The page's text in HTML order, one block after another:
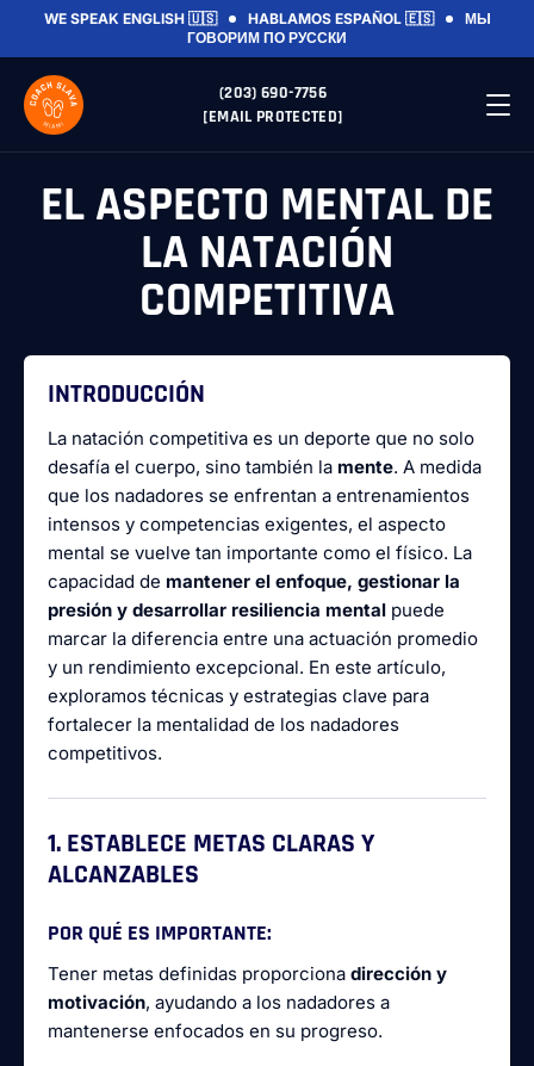
WE SPEAK ENGLISH 🇺🇸 HABLAMOS ESPAÑOL 🇪🇸
МЫ
ГОВОРИМ ПО РУССКИ
(203) 690-7756
[EMAIL PROTECTED]
EL ASPECTO MENTAL DE
LA NATACIÓN
COMPETITIVA
INTRODUCCIÓN
La natación competitiva es un deporte que no solo
desafía el cuerpo, sino también la mente. A medida
que los nadadores se enfrentan a entrenamientos
intensos y competencias exigentes, el aspecto
mental se vuelve tan importante como el físico. La
capacidad de mantener el enfoque, gestionar la
presión y desarrollar resiliencia mental puede
marcar la diferencia entre una actuación promedio
y un rendimiento excepcional. En este artículo,
exploramos técnicas y estrategias clave para
fortalecer la mentalidad de los nadadores
competitivos.
1. ESTABLECE METAS CLARAS Y
ALCANZABLES
POR QUÉ ES IMPORTANTE:
Tener metas definidas proporciona dirección y
motivación, ayudando a los nadadores a
mantenerse enfocados en su progreso.